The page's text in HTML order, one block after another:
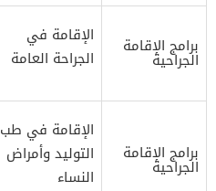
برامج الإقامة
الجراحية
الإقامة في
الجراحة العامة
برامج الإقامة
الجراحية
الإقامة في طب
التوليد وأمراض
النساء